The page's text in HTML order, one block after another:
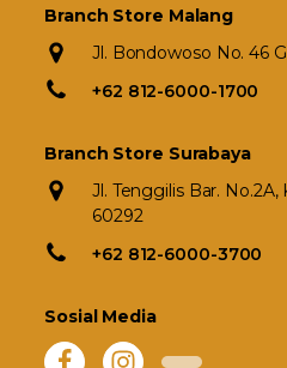
Branch Store Malang
Jl. Bondowoso No. 46
+62 812-6000-1700
Branch Store Surabaya
Jl. Tenggilis Bar.
60292
+62 812-6000-3700
Sosial Media